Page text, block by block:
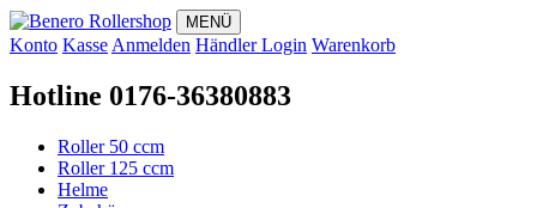
MENÜ
Konto Kasse Anmelden Händler Login Warenkorb
Hotline 0176-36380883
Roller 50 ccm
Roller 125 ccm
Helme